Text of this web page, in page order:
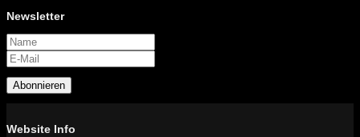
Newsletter
Abonnieren
Website Info